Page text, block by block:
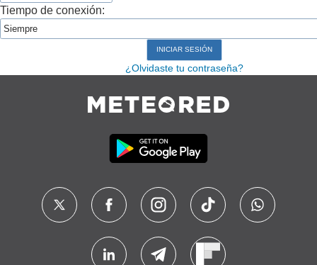
Tiempo de conexión:
¿Olvidaste tu contraseña?